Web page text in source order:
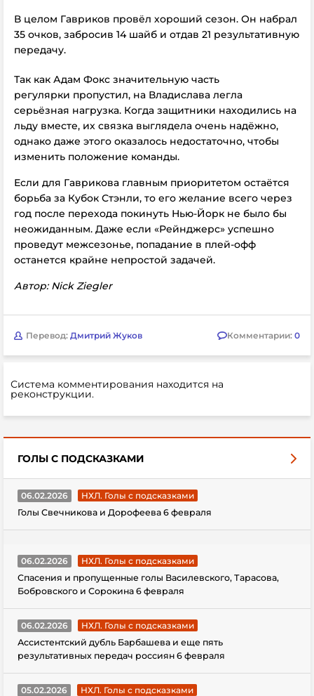
В целом Гавриков провёл хороший сезон. Он набрал
35 очков, забросив 14 шайб и отдав 21 результативную
передачу.
Так как Адам Фокс значительную часть
регулярки пропустил, на Владислава легла
серьёзная нагрузка. Когда защитники находились на
льду вместе, их связка выглядела очень надёжно,
однако даже этого оказалось недостаточно, чтобы
изменить положение команды.
Если для Гаврикова главным приоритетом остаётся
борьба за Кубок Стэнли, то его желание всего через
год после перехода покинуть Нью-Йорк не было бы
неожиданным. Даже если «Рейнджерс» успешно
проведут межсезонье, попадание в плей-офф
останется крайне непростой задачей.
Автор: Nick Ziegler
Перевод: Дмитрий Жуков Комментарии: 0
Система комментирования находится на
реконструкции.
ГОЛЫ С ПОДСКАЗКАМИ
06.02.2026
НХЛ. Голы с подсказками
Голы Свечникова и Дорофеева 6 февраля
06.02.2026
НХЛ. Голы с подсказками
Спасения и пропущенные голы Василевского, Тарасова,
Бобровского и Сорокина 6 февраля
06.02.2026
НХЛ. Голы с подсказками
Ассистентский дубль Барбашева и еще пять
результативных передач россиян 6 февраля
05.02.2026
НХЛ. Голы с подсказками